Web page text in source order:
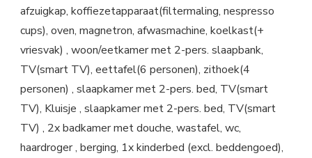
afzuigkap, koffiezetapparaat(filtermaling, nespresso
cups), oven, magnetron, afwasmachine, koelkast(+
vriesvak) , woon/eetkamer met 2-pers. slaapbank,
TV(smart TV), eettafel(6 personen), zithoek(4
personen) , slaapkamer met 2-pers. bed, TV(smart
TV), Kluisje , slaapkamer met 2-pers. bed, TV(smart
TV) , 2x badkamer met douche, wastafel, wc,
haardroger , berging, 1x kinderbed (excl. beddengoed),